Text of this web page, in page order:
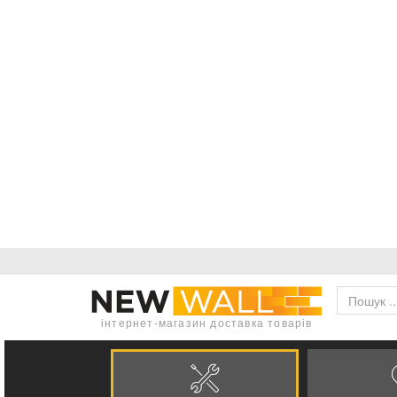
інтернет-магазин доставка товарів